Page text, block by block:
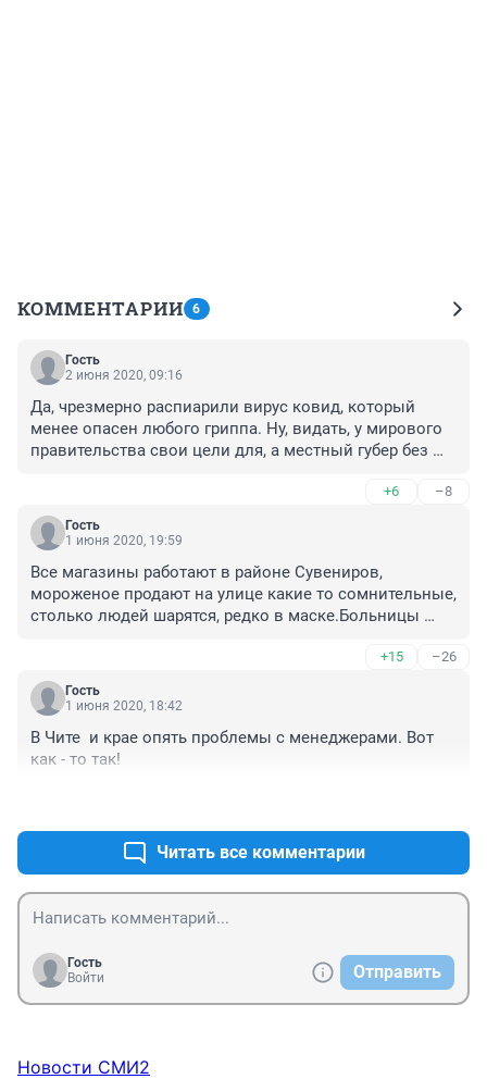
КОММЕНТАРИИ 6
Гость
2 июня 2020, 09:16
Да, чрезмерно распиарили вирус ковид, который
менее опасен любого гриппа. Ну, видать, у мирового
правительства свои цели для, а местный губер без
+6 –8
Гость
1 июня 2020, 19:59
Все магазины работают в районе Сувениров,
мороженое продают на улице какие то сомнительные,
столько людей шарятся, редко в маске.Больницы
ограничения? Где они? Кто то должен срочно
вмешаться свыше в эту ситуацию.Власть не
справляется, все  спущено с тормозов.В других
ограничивали? Моя дочь врач пришла с дежурства
ночного, всю ночь возили больных и тяжелых, она
ограничена..Да закройте все лишнее, не умрут с
+15 –26
Гость
1 июня 2020, 18:42
В Чите  и крае опять проблемы с менеджерами. Вот
как - то так!
Читать все комментарии
Гость
Войти
Отправить
Новости СМИ2